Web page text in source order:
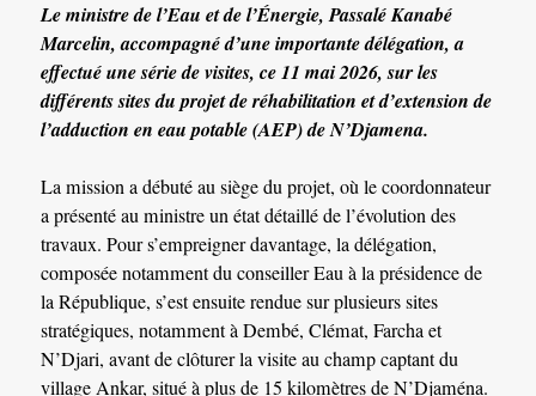
Le ministre de l’Eau et de l’Énergie, Passalé Kanabé
Marcelin, accompagné d’une importante délégation, a
effectué une série de visites, ce 11 mai 2026, sur les
différents sites du projet de réhabilitation et d’extension de
l’adduction en eau potable (AEP) de N’Djamena.
La mission a débuté au siège du projet, où le coordonnateur
a présenté au ministre un état détaillé de l’évolution des
travaux. Pour s’empreigner davantage, la délégation,
composée notamment du conseiller Eau à la présidence de
la République, s’est ensuite rendue sur plusieurs sites
stratégiques, notamment à Dembé, Clémat, Farcha et
N’Djari, avant de clôturer la visite au champ captant du
village Ankar, situé à plus de 15 kilomètres de N’Djaména.